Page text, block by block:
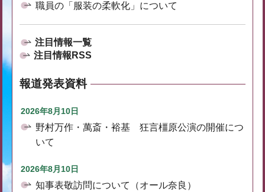
職員の「服装の柔軟化」について
注目情報一覧
注目情報RSS
報道発表資料
2026年8月10日
野村万作・萬斎・裕基 狂言橿原公演の開催につ
いて
2026年8月10日
知事表敬訪問について（オール奈良）